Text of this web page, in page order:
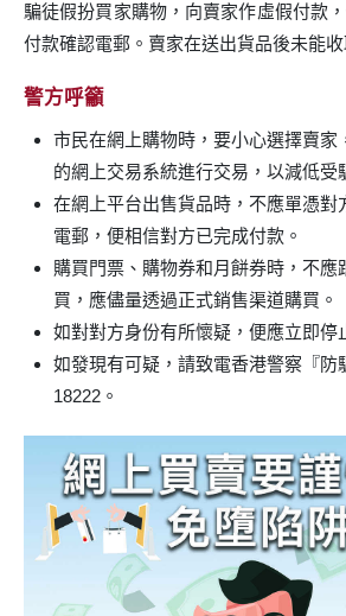
騙徒假扮買家購物，向賣家作虛假付款
付款確認電郵。賣家在送出貨品後未能收
警方呼籲
市民在網上購物時，要小心選擇賣家
的網上交易系統進行交易，以減低受
在網上平台出售貨品時，不應單憑對
電郵，便相信對方已完成付款。
購買門票、購物券和月餅券時，不應
買，應儘量透過正式銷售渠道購買。
如對對方身份有所懷疑，便應立即停
如發現有可疑，請致電香港警察『防
18222。